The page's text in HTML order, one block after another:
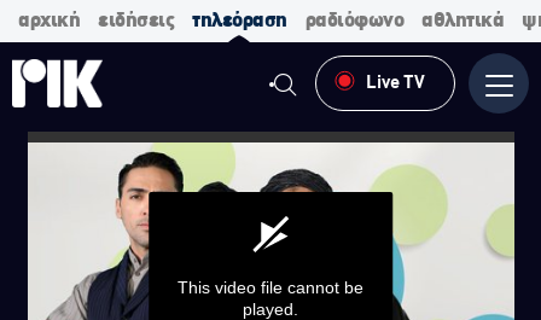
αρχική ειδήσεις τηλεόραση ραδιόφωνο αθλητικά
Live TV
This video file cannot be
played.